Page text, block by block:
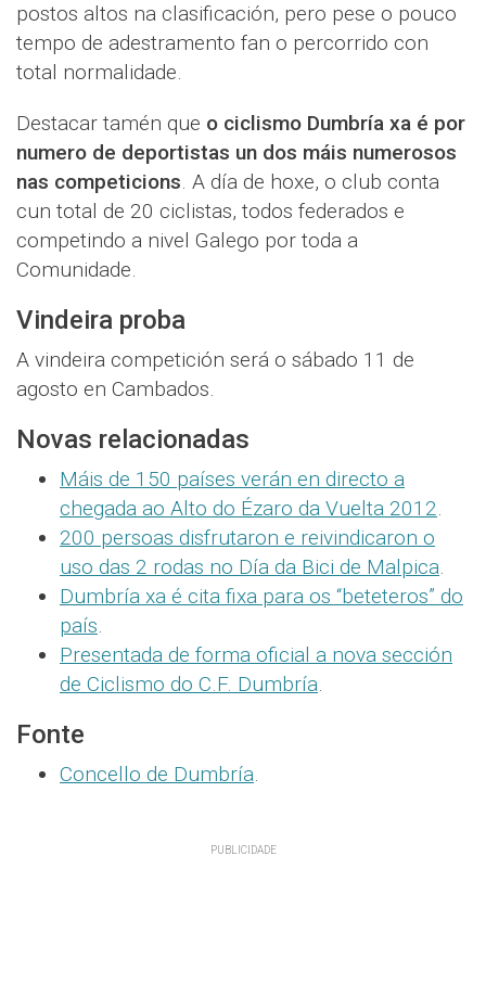
postos altos na clasificación, pero pese o pouco
tempo de adestramento fan o percorrido con
total normalidade.
Destacar tamén que o ciclismo Dumbría xa é por
numero de deportistas un dos máis numerosos
nas competicions. A día de hoxe, o club conta
cun total de 20 ciclistas, todos federados e
competindo a nivel Galego por toda a
Comunidade.
Vindeira proba
A vindeira competición será o sábado 11 de
agosto en Cambados.
Novas relacionadas
Máis de 150 países verán en directo a
chegada ao Alto do Ézaro da Vuelta 2012.
200 persoas disfrutaron e reivindicaron o
uso das 2 rodas no Día da Bici de Malpica.
Dumbría xa é cita fixa para os “beteteros” do
país.
Presentada de forma oficial a nova sección
de Ciclismo do C.F. Dumbría.
Fonte
Concello de Dumbría.